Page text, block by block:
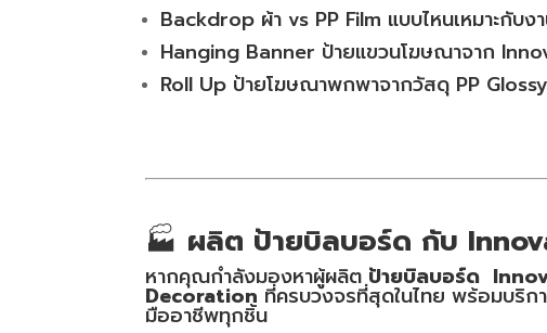
Backdrop ผ้า vs PP Film แบบไหนเหมาะกับ
Hanging Banner ป้ายแขวนโฆษณาจาก
Roll Up ป้ายโฆษณาพกพาจากวัสดุ PP Glossy
🏭 ผลิต ป้ายบิลบอร์ด กับ
หากคุณกำลังมองหาผู้ผลิตป้ายบิลบอร์ด
Decoration ที่ครบวงจรที่สุดในไทย พร้อมบริก
มืออาชีพทุกชิ้น